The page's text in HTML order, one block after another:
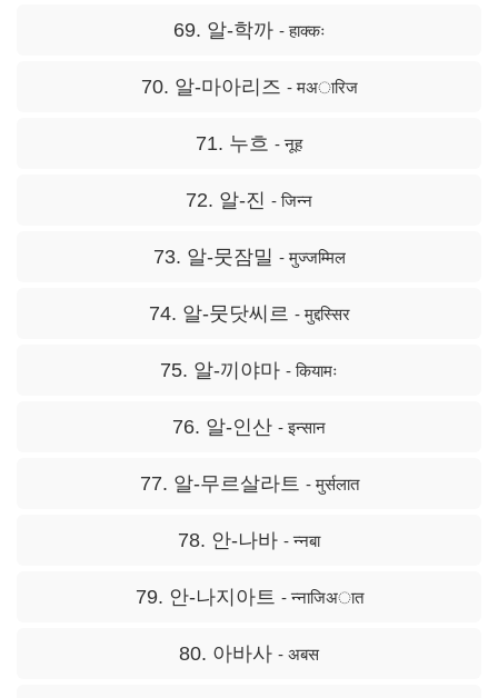
69. 알-학까 - हाक्कः
70. 알-마아리즈 - मअारिज
71. 누흐 - नूह
72. 알-진 - जिन्न
73. 알-뭇잠밀 - मुज्जम्मिल
74. 알-뭇닷씨르 - मुद्दस्सिर
75. 알-끼야마 - कियामः
76. 알-인산 - इन्सान
77. 알-무르살라트 - मुर्सलात
78. 안-나바 - न्नबा
79. 안-나지아트 - न्नाजिअात
80. 아바사 - अबस